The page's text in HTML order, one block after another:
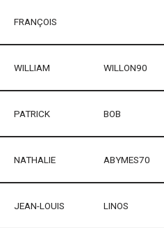
FRANÇOIS
WILLIAM WILLON90
PATRICK BOB
NATHALIE ABYMES70
JEAN-LOUIS LINOS